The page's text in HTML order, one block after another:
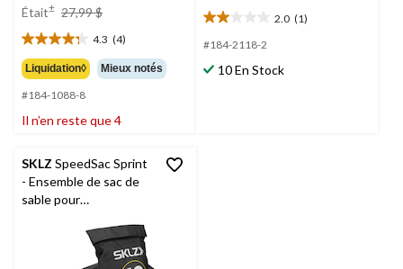
Était± 27,99 $
27,99 $
4.3 (4)
4.3
étoile(s)
sur
5.
4
Liquidation◊ Mieux notés
#184-1088-8
Il n’en reste que 4
2.0 (1)
2.0
étoile(s)
5.
#184-2118-2
10 En Stock
SKLZ SpeedSac Sprint
- Ensemble de sac de
sable pour